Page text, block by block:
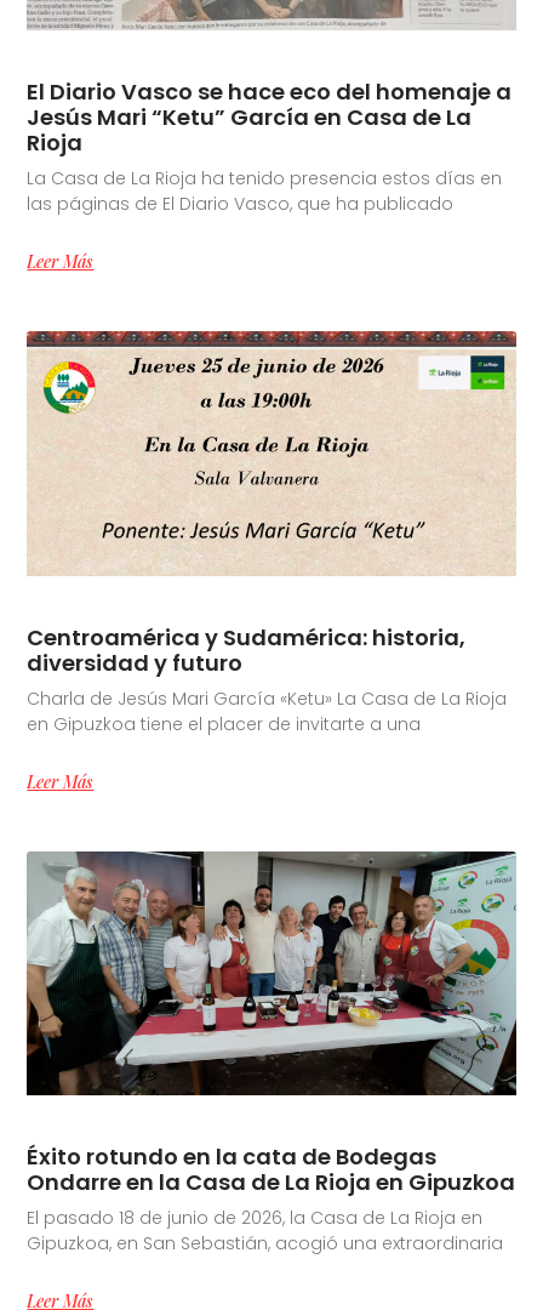
El Diario Vasco se hace eco del homenaje a
Jesús Mari “Ketu” García en Casa de La
Rioja
La Casa de La Rioja ha tenido presencia estos días en
las páginas de El Diario Vasco, que ha publicado
Leer Más
Centroamérica y Sudamérica: historia,
diversidad y futuro
Charla de Jesús Mari García «Ketu» La Casa de La Rioja
en Gipuzkoa tiene el placer de invitarte a una
Leer Más
Éxito rotundo en la cata de Bodegas
Ondarre en la Casa de La Rioja en Gipuzkoa
El pasado 18 de junio de 2026, la Casa de La Rioja en
Gipuzkoa, en San Sebastián, acogió una extraordinaria
Leer Más